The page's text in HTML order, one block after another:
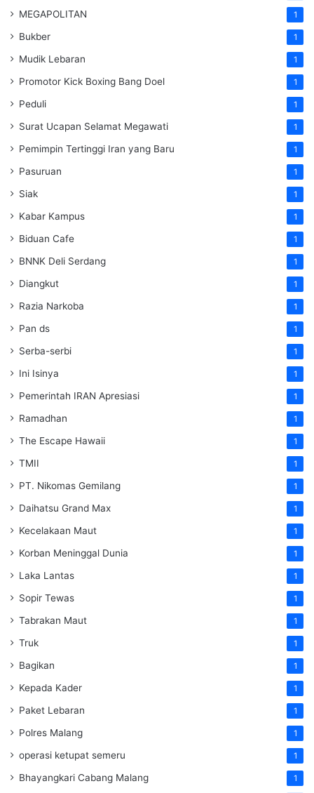
MEGAPOLITAN 1
Bukber 1
Mudik Lebaran 1
Promotor Kick Boxing Bang Doel 1
Peduli 1
Surat Ucapan Selamat Megawati 1
Pemimpin Tertinggi Iran yang Baru 1
Pasuruan 1
Siak 1
Kabar Kampus 1
Biduan Cafe 1
BNNK Deli Serdang 1
Diangkut 1
Razia Narkoba 1
Pan ds 1
Serba-serbi 1
Ini Isinya 1
Pemerintah IRAN Apresiasi 1
Ramadhan 1
The Escape Hawaii 1
TMII 1
PT. Nikomas Gemilang 1
Daihatsu Grand Max 1
Kecelakaan Maut 1
Korban Meninggal Dunia 1
Laka Lantas 1
Sopir Tewas 1
Tabrakan Maut 1
Truk 1
Bagikan 1
Kepada Kader 1
Paket Lebaran 1
Polres Malang 1
operasi ketupat semeru 1
Bhayangkari Cabang Malang 1